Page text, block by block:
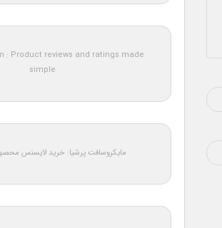
: Product reviews and ratings made
simple
مایکروسافت پرشیا: خرید لایسنس